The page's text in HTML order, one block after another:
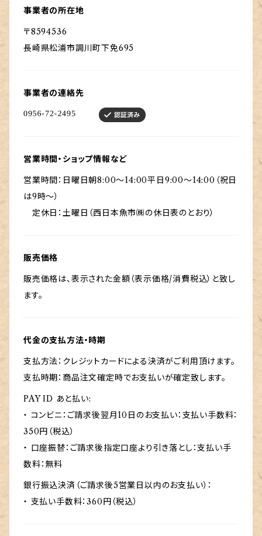
事業者の所在地
〒8594536
長崎県松浦市調川町下免695
事業者の連絡先
営業時間・ショップ情報など
営業時間：日曜日朝8:00～14:00平日9:00～14:00（祝日
は9時～）
定休日：土曜日（西日本魚市㈱の休日表のとおり）
販売価格
販売価格は、表示された金額（表示価格/消費税込）と致し
ます。
代金の支払方法・時期
支払方法：クレジットカードによる決済がご利用頂けます。
支払時期：商品注文確定時でお支払いが確定致します。
PAY ID あと払い:
・ コンビニ：ご請求後翌月10日のお支払い：支払い手数料：
350円（税込）
・ 口座振替：ご請求後指定口座より引き落とし：支払い手
数料：無料
銀行振込決済（ご請求後5営業日以内のお支払い）：
・ 支払い手数料：360円（税込）